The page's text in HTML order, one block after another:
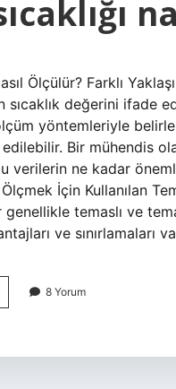
Ölçülür? Farklı
sıcaklık değerini ifade
yöntemleriyle
Bir mühendis
verilerin ne kadar
Ölçmek İçin Kullanılan
temaslı ve
ve sınırlamaları
8 Yorum